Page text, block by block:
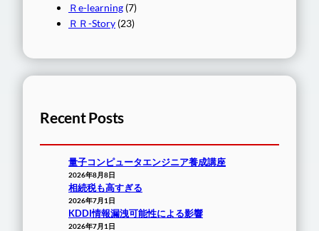
Ｒe-learning (7)
ＲＲ-Story (23)
Recent Posts
量子コンピュータエンジニア養成講座
2026年8月8日
相続税も高すぎる
2026年7月1日
KDDI情報漏洩可能性による影響
2026年7月1日